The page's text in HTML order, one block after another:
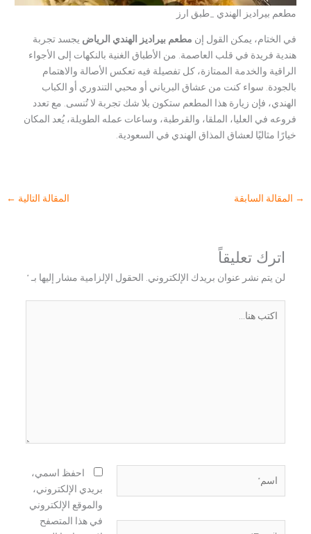
مطعم بيراديز الهندي _طبق ارز
في الختام، يمكن القول إن مطعم بيراديز الهندي الرياض يجسد تجربة
هندية فريدة في قلب العاصمة. من الأطباق الغنية بالنكهات إلى الأجواء
الراقية والخدمة الممتازة، كل تفصيلة فيه تعكس الأصالة والاهتمام
بالجودة. سواء كنت من عشاق البرياني أو محبي التندوري أو الكباب
الهندي، فإن زيارة هذا المطعم ستكون بلا شك تجربة لا تُنسى. مع تعدد
فروعه في العليا، الملقا، والقرطبة، وساعات عمله الطويلة، يُعد المكان
خيارًا مثاليًا لعشاق المذاق الهندي في السعودية.
→ المقالة السابقة المقالة التالية ←
اترك تعليقاً
لن يتم نشر عنوان بريدك الإلكتروني. الحقول الإلزامية مشار إليها بـ *
احفظ اسمي،
بريدي الإلكتروني،
والموقع الإلكتروني
في هذا المتصفح